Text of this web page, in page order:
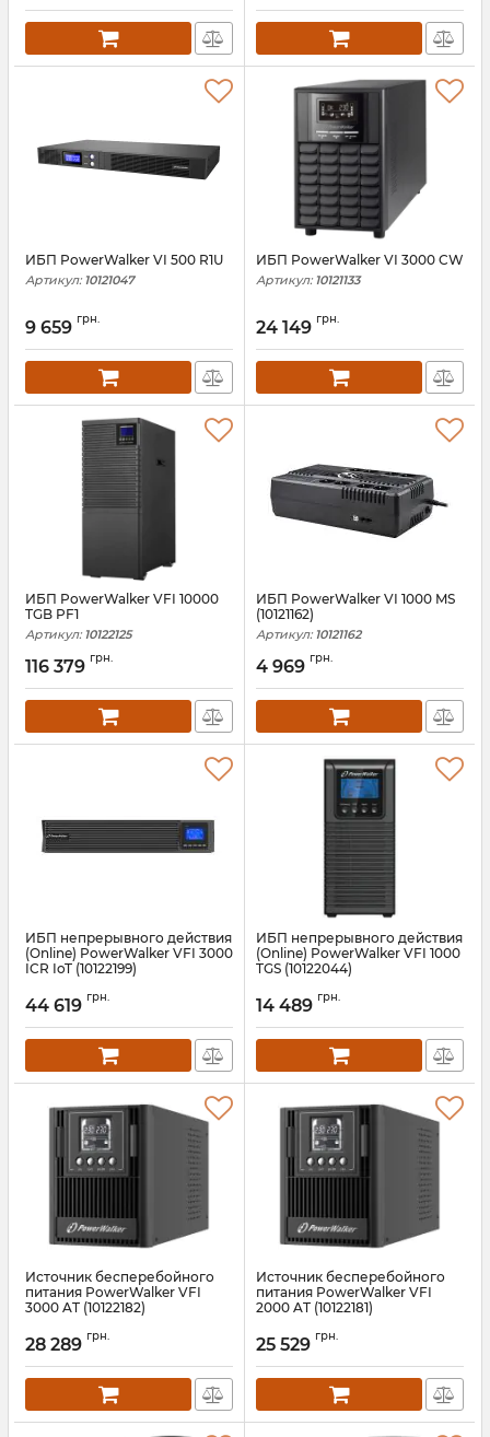
ИБП PowerWalker VI 500 R1U
Артикул: 10121047
9 659 грн.
ИБП PowerWalker VI 3000 CW
Артикул: 10121133
24 149 грн.
ИБП PowerWalker VFI 10000
TGB PF1
Артикул: 10122125
116 379 грн.
ИБП PowerWalker VI 1000 MS
(10121162)
Артикул: 10121162
4 969 грн.
ИБП непрерывного действия
(Online) PowerWalker VFI 3000
ICR IoT (10122199)
44 619 грн.
ИБП непрерывного действия
(Online) PowerWalker VFI 1000
TGS (10122044)
14 489 грн.
Источник бесперебойного
питания PowerWalker VFI
3000 AT (10122182)
28 289 грн.
Источник бесперебойного
питания PowerWalker VFI
2000 AT (10122181)
25 529 грн.